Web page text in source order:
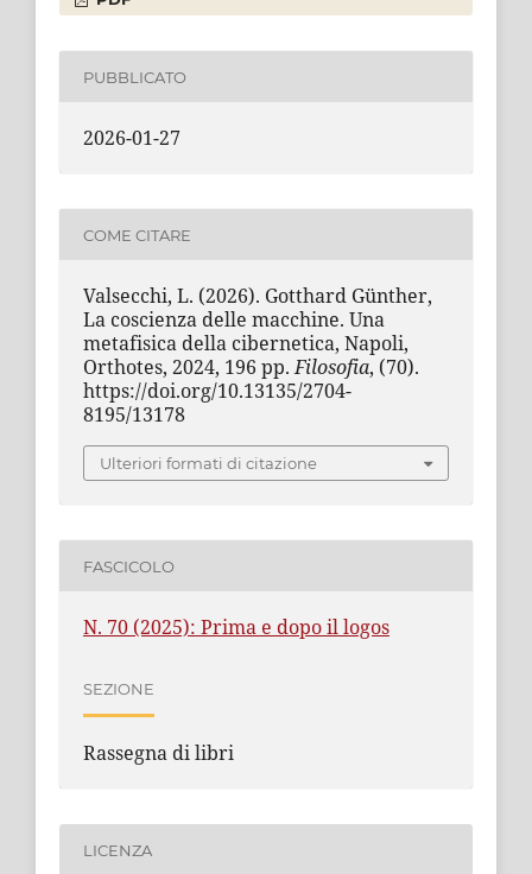
PUBBLICATO
2026-01-27
COME CITARE
Valsecchi, L. (2026). Gotthard Günther,
La coscienza delle macchine. Una
metafisica della cibernetica, Napoli,
Orthotes, 2024, 196 pp.Filosofia, (70).
https://doi.org/10.13135/2704-
8195/13178
Ulteriori formati di citazione
FASCICOLO
N. 70 (2025): Prima e dopo il logos
SEZIONE
Rassegna di libri
LICENZA